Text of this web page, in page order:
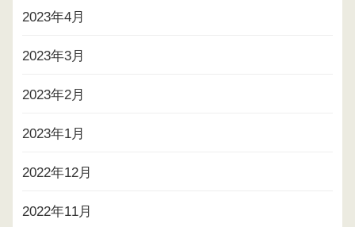
2023年4月
2023年3月
2023年2月
2023年1月
2022年12月
2022年11月